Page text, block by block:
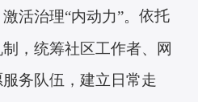
活治理“内动力”。依托
，统筹社区工作者、网
务队伍 ，建立日常走